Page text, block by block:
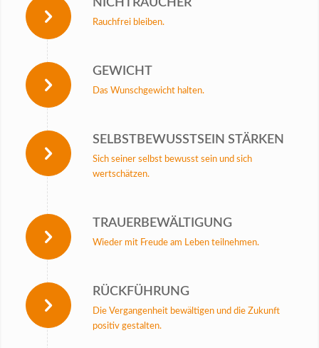
NICHTRAUCHER
Rauchfrei bleiben.
GEWICHT
Das Wunschgewicht halten.
SELBSTBEWUSSTSEIN STÄRKEN
Sich seiner selbst bewusst sein und sich
wertschätzen.
TRAUERBEWÄLTIGUNG
Wieder mit Freude am Leben teilnehmen.
RÜCKFÜHRUNG
Die Vergangenheit bewältigen und die Zukunft
positiv gestalten.